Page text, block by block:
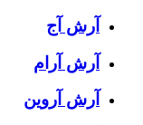
آرش آج
آرش آرام
آرش آروین